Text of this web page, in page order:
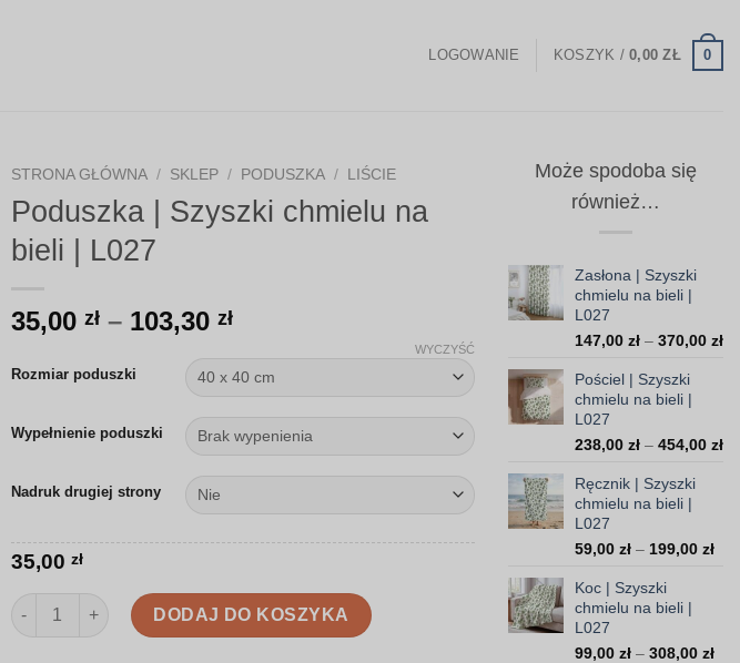
LOGOWANIE KOSZYK /0,00ZŁ 0
STRONA GŁÓWNA / SKLEP / PODUSZKA / LIŚCIE
Poduszka | Szyszki chmielu na
bieli | L027
35,00 zł – 103,30 złZakres
od
35,00 zł
do
103,30 zł
Rozmiar poduszki
Wypełnienie poduszki
Nadruk drugiej strony
WYCZYŚĆ
35,00 zł
ilość Poduszka | Szyszki chmielu na bieli | L027
DODAJ DO KOSZYKA
Może spodoba się
również…
Zasłona | Szyszki
chmielu na bieli |
L027
147,00 zł – 370,00 zł
Pościel | Szyszki
chmielu na bieli |
L027
238,00 zł – 454,00 zł
Ręcznik | Szyszki
chmielu na bieli |
L027
59,00 zł – 199,00 zł
Koc | Szyszki
chmielu na bieli |
L027
99,00 zł – 308,00 zł